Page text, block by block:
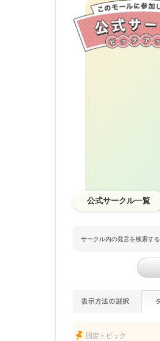
公式サークル一覧
サークル内の発言を検索する
固定トピック